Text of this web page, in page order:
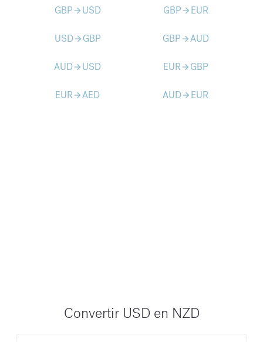
GBParrow_forward USD GBParrow_forward EUR
USDarrow_forward GBP GBParrow_forwardAUD
AUDarrow_forward USD EURarrow_forward GBP
EURarrow_forwardAED AUDarrow_forward EUR
Convertir USD en NZD